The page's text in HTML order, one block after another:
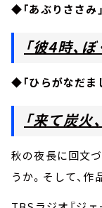
◆「あぶりささみ
「彼4時、
◆「ひらがなだま
「来て炭火
秋の夜長に回文
うか。そして、作